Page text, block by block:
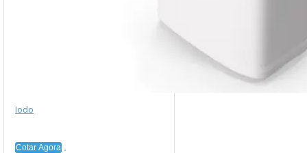
Iodo
Cotar Agora